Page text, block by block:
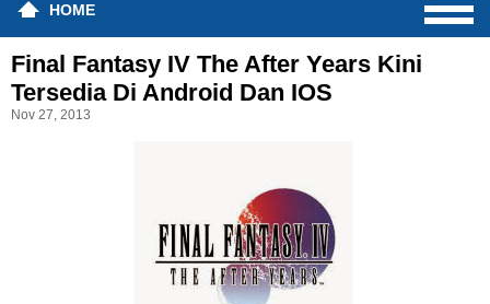
HOME
Final Fantasy IV The After Years Kini
Tersedia Di Android Dan IOS
Nov 27, 2013